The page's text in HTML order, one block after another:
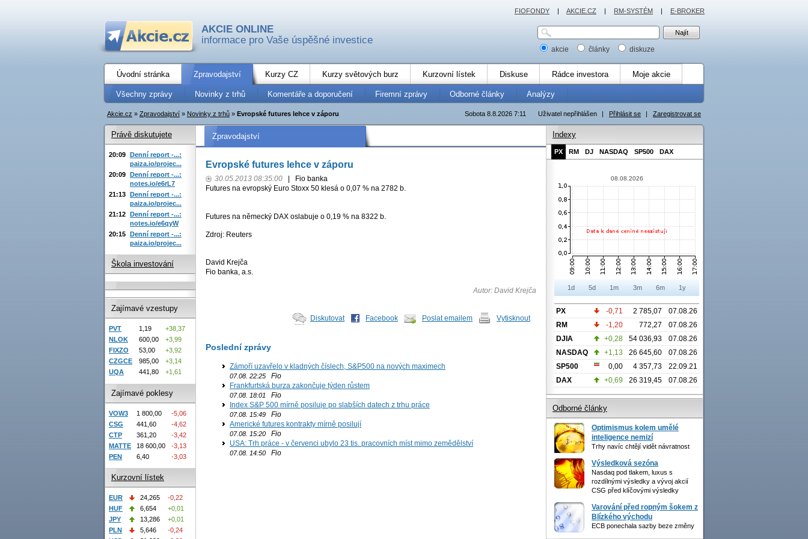
AKCIE ONLINE
informace pro Vaše úspěšné investice
akcie články diskuze
Úvodní stránka Zpravodajství Kurzy CZ Kurzy světových burz Kurzovní lístek Diskuse Rádce investora Moje akcie
Všechny zprávy Novinky z trhů Komentáře a doporučení Firemní zprávy Odborné články Analýzy
Uživatel nepřihlášen | Přihlásit se | Zaregistrovat se
Sobota 8.8.2026 7:11
Akcie.cz » Zpravodajství » Novinky z trhů » Evropské futures lehce v záporu
Zpravodajství
Evropské futures lehce v záporu
30.05.2013 08:35:00
Fio banka
Futures na evropský Euro Stoxx 50 klesá o 0,07 % na 2782 b.
Futures na německý DAX oslabuje o 0,19 % na 8322 b.
Zdroj: Reuters
David Krejča
Fio banka, a.s.
Autor: David Krejča
Diskutovat Facebook Poslat emailem Vytisknout
Poslední zprávy
Zámoří uzavřelo v kladných číslech, S&P500 na nových maximech
07.08. 22:25 Fio
Frankfurtská burza zakončuje týden růstem
07.08. 18:01
Fio
Index S&P 500 mírně posiluje po slabších datech z trhu práce
07.08. 15:49 Fio
Americké futures kontrakty mírně posilují
07.08. 15:20 Fio
USA: Trh práce - v červenci ubylo 23 tis. pracovních míst mimo zemědělství
07.08. 14:50 Fio
Právě diskutujete
20:09 Denní report -...:
paiza.io/projec...
20:09 Denní report -...:
notes.io/e6rL7
21:13 Denní report -...:
paiza.io/projec...
21:12 Denní report -...:
notes.io/e6qyW
20:15 Denní report -...:
paiza.io/projec...
Škola investování
Zajímavé vzestupy
PVT 1,19
+38,37
NLOK
600,00
+3,99
FIXZO
53,00
+3,92
CZGCE
985,00
+3,14
UQA
441,80 +1,61
Zajímavé poklesy
VOW3 1 800,00
-5,06
CSG
441,60
-4,62
CTP
361,20
-3,42
MATTE
18 600,00
-3,13
PEN
6,40 -3,03
Kurzovní lístek
EUR 24,265
-0,22
HUF
6,654
+0,01
JPY
13,286
+0,01
PLN
5,646
-0,24
Indexy
PX RM DJ NASDAQ SP500 DAX
08.08.2026
1d 5d 1m 3m 6m 1y
PX -0,71 2 785,07
07.08.26
RM
-1,20 772,27
07.08.26
DJIA
+0,28 54 036,93
07.08.26
NASDAQ
+1,13 26 645,60
07.08.26
SP500
0,00 4 357,73
22.09.21
DAX
+0,69 26 319,45 07.08.26
Odborné články
Optimismus kolem umělé
inteligence nemizí
Trhy navíc chtějí vidět návratnost
Výsledková sezóna
Nasdaq pod tlakem, luxus s
rozdílnými výsledky a vývoj akcií
CSG před klíčovými výsledky
Varování před ropným šokem z
Blízkého východu
ECB ponechala sazby beze změny
FIOFONDY | AKCIE.CZ | RM-SYSTÉM | E-BROKER